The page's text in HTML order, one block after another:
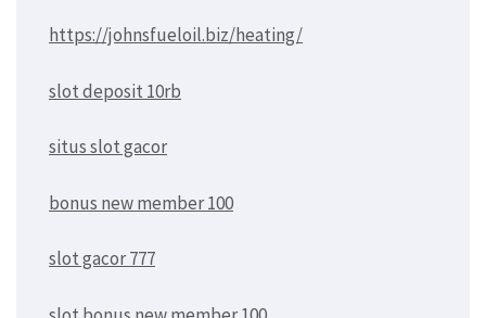
https://johnsfueloil.biz/heating/
slot deposit 10rb
situs slot gacor
bonus new member 100
slot gacor 777